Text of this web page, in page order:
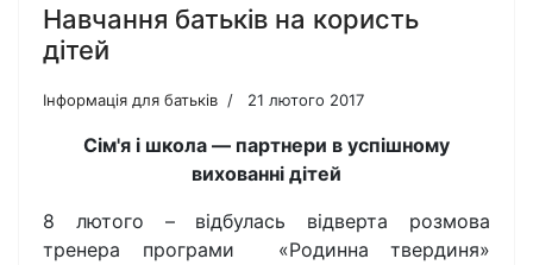
Навчання батьків на користь
дітей
Інформація для батьків 21 лютого 2017
Сім'я і школа — партнери в успішному
вихованні дітей
8 лютого – відбулась відверта розмова
тренера програми «Родинна твердиня»